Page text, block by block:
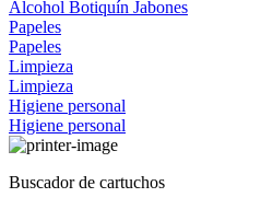
Alcohol Botiquín Jabones
Papeles
Papeles
Limpieza
Limpieza
Higiene personal
Higiene personal
Buscador de cartuchos